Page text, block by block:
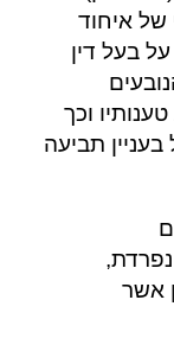
של איחוד
בעל דין
וכך
לעיל בעניין תביעה
אשר